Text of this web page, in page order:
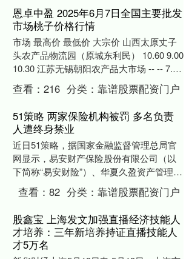
恩卓中盈 2025年6月7日全国主要批发
市场桃子价格行情
市场 最高价 最低价 大宗价 山西太原丈子
头农产品物流园（原城东利民） 10.60 9.00
10.30 江苏无锡朝阳农产品大市场 -- -- 7.89
江苏凌....
查看：216 分类：靠谱股票配资门户
51策略 两家保险机构被罚 多名负责
人遭终身禁业
近日51策略，据国家金融监督管理总局官
网显示，易安财产保险股份有限公司（以
下简称“易安财险”）、华夏久盈资产管理有
限责任公司（以下简称“华夏久盈资产”）两
家保险....
查看：82 分类：靠谱股票配资门户
股鑫宝 上海发文加强直播经济技能人
才培养：三年新培养持证直播技能人
才5万名